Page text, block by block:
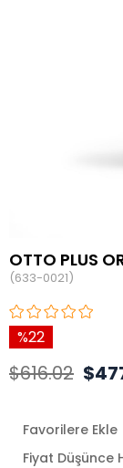
OTTO PLUS
(633-0021)
22
$616.02
Favorilere Ekle
Fiyat Düşünce